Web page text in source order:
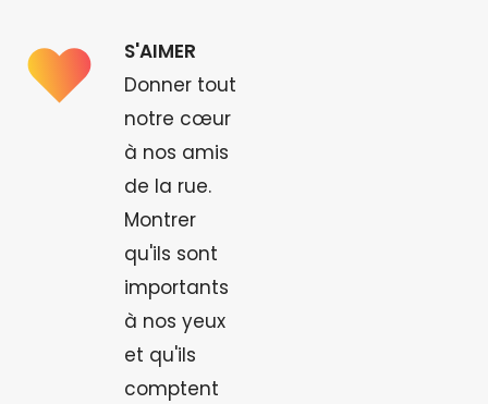
S'AIMER
Donner tout
notre cœur
à nos amis
de la rue.
Montrer
qu'ils sont
importants
à nos yeux
et qu'ils
comptent